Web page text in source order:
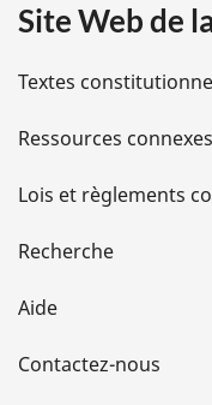
i
l
s
d
e
l
Site Web de
Textes
Ressources connexes
Lois et règlements
Recherche
Aide
Contactez-nous